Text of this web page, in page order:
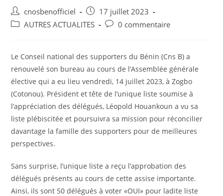
cnosbenofficiel
17 juillet 2023
AUTRES ACTUALITES
0 commentaire
Le Conseil national des supporters du Bénin (Cns B) a
renouvelé son bureau au cours de l’Assemblée générale
élective qui a eu lieu vendredi, 14 juillet 2023, à Zogbo
(Cotonou). Président et tête de l’unique liste soumise à
l’appréciation des délégués, Léopold Houankoun a vu sa
liste plébiscitée et poursuivra sa mission pour réconcilier
davantage la famille des supporters pour de meilleures
perspectives.
Sans surprise, l’unique liste a reçu l’approbation des
délégués présents au cours de cette assise importante.
Ainsi, ils sont 50 délégués à voter «OUI» pour ladite liste